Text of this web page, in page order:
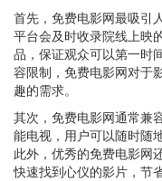
首先，免费电影网最吸引
平台会及时收录院线上映
品，保证观众可以第一时
容限制，免费电影网对于
趣的需求。
其次，免费电影网通常兼
能电视，用户可以随时随
此外，优秀的免费电影网
快速找到心仪的影片，节